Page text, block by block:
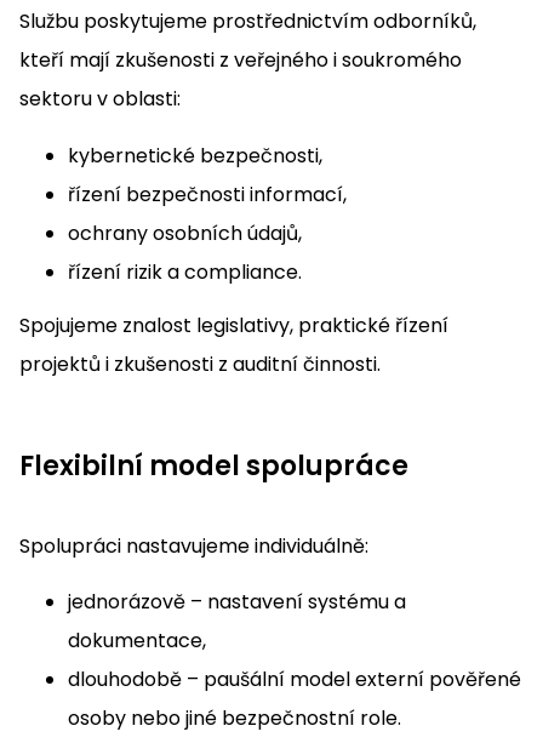
Službu poskytujeme prostřednictvím odborníků,
kteří mají zkušenosti z veřejného i soukromého
sektoru v oblasti:
kybernetické bezpečnosti,
řízení bezpečnosti informací,
ochrany osobních údajů,
řízení rizik a compliance.
Spojujeme znalost legislativy, praktické řízení
projektů i zkušenosti z auditní činnosti.
Flexibilní model spolupráce
Spolupráci nastavujeme individuálně:
jednorázově – nastavení systému a
dokumentace,
dlouhodobě – paušální model externí pověřené
osoby nebo jiné bezpečnostní role.